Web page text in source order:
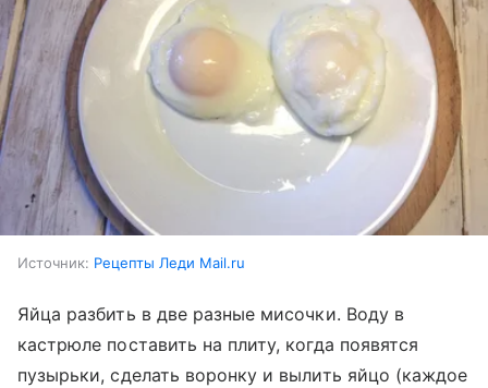
Источник: Рецепты Леди Mail.ru
Яйца разбить в две разные мисочки. Воду в
кастрюле поставить на плиту, когда появятся
пузырьки, сделать воронку и вылить яйцо (каждое